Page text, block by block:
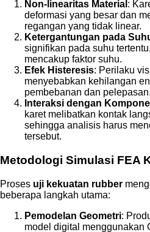
Non-linearitas Material :
deformasi yang besar dan
regangan yang tidak linear.
Ketergantungan pada
signifikan pada suhu
mencakup faktor suhu.
Efek Histeresis: Perilaku
menyebabkan kehilangan
pembebanan dan pelepasan.
Interaksi dengan
karet melibatkan kontak
sehingga analisis harus
tersebut.
Metodologi Simulasi FEA
Proses uji kekuatan rubber
beberapa langkah utama:
Pemodelan Geometri:
model digital menggunakan